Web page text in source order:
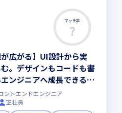
マッチ率
が広がる】UI設計から実
。デザインもコードも書
ンジニアへ成長できる環
ントエンドエンジニア
正社員